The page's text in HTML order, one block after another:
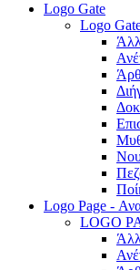
Logo Gate
Logo
Logo Page -
LOGO